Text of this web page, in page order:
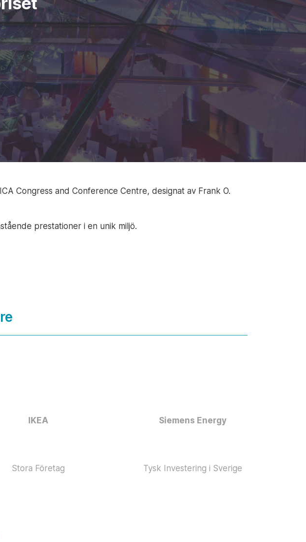
Congress and Conference Centre, designat av Frank O.
prestationer i en unik miljö.
IKEA Siemens Energy
Stora Företag Tysk Investering i Sverige